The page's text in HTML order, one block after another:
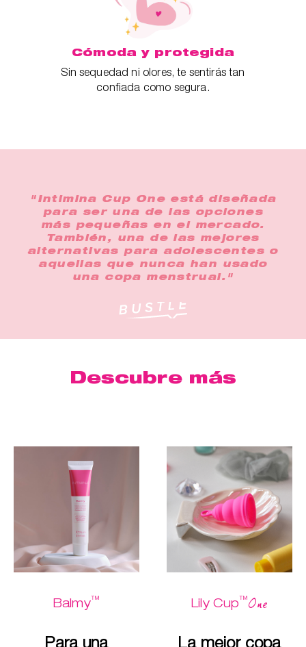
Cómoda y protegida
Sin sequedad ni olores, te sentirás tan
confiada como segura.
"Intimina Cup One está diseñada
para ser una de las opciones
más pequeñas en el mercado.
También, una de las mejores
alternativas para adolescentes o
aquellas que nunca han usado
una copa menstrual."
Descubre más
Balmy™
Para una
Lily Cup™One
La mejor copa